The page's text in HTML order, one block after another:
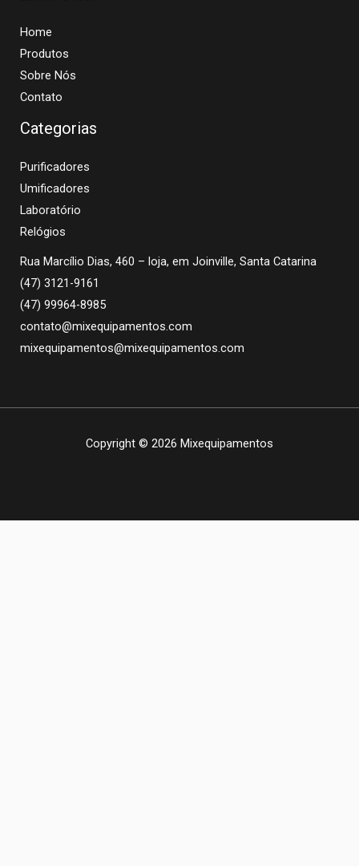
Home
Produtos
Sobre Nós
Contato
Categorias
Purificadores
Umificadores
Laboratório
Relógios
Rua Marcílio Dias, 460 – loja, em Joinville, Santa Catarina
(47) 3121-9161
(47) 99964-8985
contato@mixequipamentos.com
mixequipamentos@mixequipamentos.com
Copyright © 2026 Mixequipamentos